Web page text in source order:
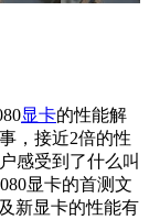
显卡的性能解
，接近2倍的性
感受到了什么叫
显卡的首测文
新显卡的性能有